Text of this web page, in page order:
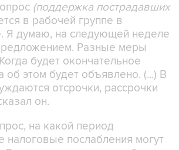
(поддержка пострадавших
в рабочей группе в
Я думаю, на следующей неделе
Разные меры
будет окончательное
об этом будет объявлено. (...) В
отсрочки, рассрочки
он.
на какой период
налоговые послабления могут